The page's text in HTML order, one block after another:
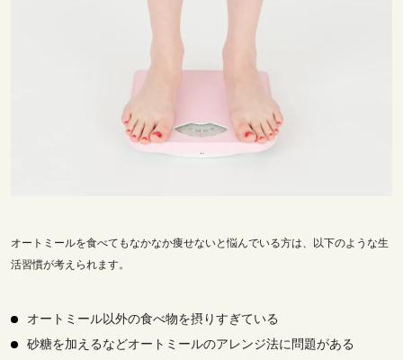
オートミールを食べてもなかなか痩せないと悩んでいる方は、以下のような生
活習慣が考えられます。
オートミール以外の食べ物を摂りすぎている
砂糖を加えるなどオートミールのアレンジ法に問題がある